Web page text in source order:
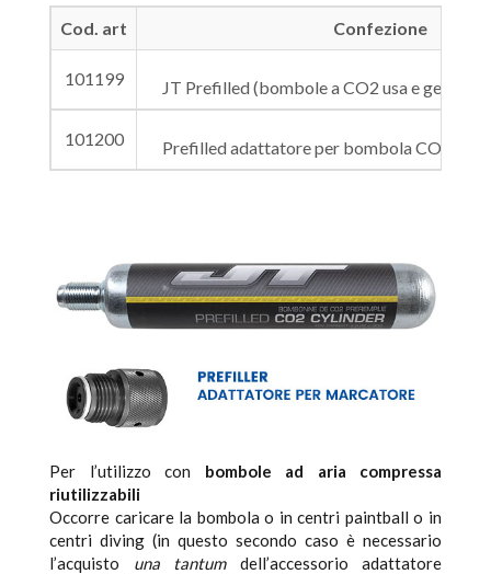
Cod. art Confezione
101199 JT Prefilled (bombole a CO2 usa e getta),
101200 Prefilled adattatore per bombola CO2,
Per l’utilizzo con bombole ad aria compressa
riutilizzabili
Occorre caricare la bombola o in centri paintball o in
centri diving (in questo secondo caso è necessario
l’acquisto una tantumdell’accessorio adattatore